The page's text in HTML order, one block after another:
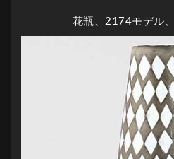
花瓶、2174モデル